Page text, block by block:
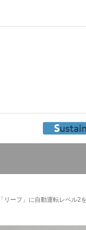
リーフ」に自動運転レベル2